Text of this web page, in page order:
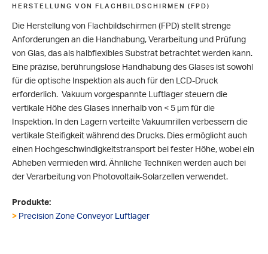
HERSTELLUNG VON FLACHBILDSCHIRMEN (FPD)
Die Herstellung von Flachbildschirmen (FPD) stellt strenge
Anforderungen an die Handhabung, Verarbeitung und Prüfung
von Glas, das als halbflexibles Substrat betrachtet werden kann.
Eine präzise, berührungslose Handhabung des Glases ist sowohl
für die optische Inspektion als auch für den LCD-Druck
erforderlich. Vakuum vorgespannte Luftlager steuern die
vertikale Höhe des Glases innerhalb von < 5 µm für die
Inspektion. In den Lagern verteilte Vakuumrillen verbessern die
vertikale Steifigkeit während des Drucks. Dies ermöglicht auch
einen Hochgeschwindigkeitstransport bei fester Höhe, wobei ein
Abheben vermieden wird. Ähnliche Techniken werden auch bei
der Verarbeitung von Photovoltaik-Solarzellen verwendet.
Produkte:
> Precision Zone Conveyor Luftlager